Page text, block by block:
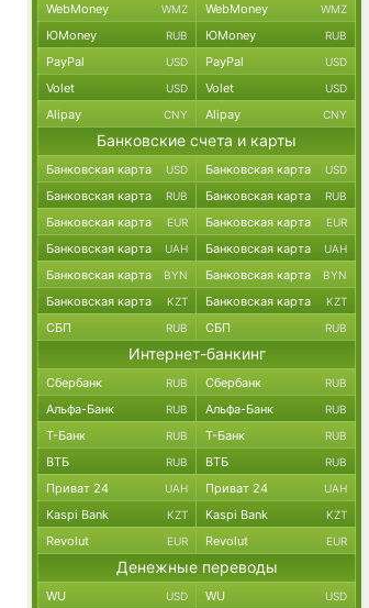
WebMoney WMZ WebMoney WMZ
ЮMoney RUB ЮMoney RUB
PayPal USD PayPal USD
Volet USD Volet USD
Alipay CNY Alipay CNY
Банковские счета и карты
Банковская карта USD Банковская карта USD
Банковская карта RUB Банковская карта RUB
Банковская карта EUR Банковская карта EUR
Банковская карта UAH Банковская карта UAH
Банковская карта BYN Банковская карта BYN
Банковская карта KZT Банковская карта KZT
СБП RUB СБП RUB
Интернет-банкинг
Сбербанк RUB Сбербанк RUB
Альфа-Банк RUB Альфа-Банк RUB
Т-Банк RUB Т-Банк RUB
ВТБ RUB ВТБ RUB
Приват 24 UAH Приват 24 UAH
Kaspi Bank KZT Kaspi Bank KZT
Revolut EUR Revolut EUR
Денежные переводы
WU USD WU USD